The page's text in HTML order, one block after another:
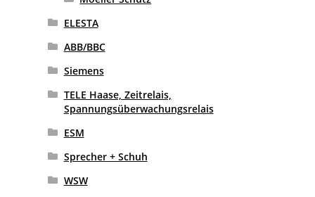
ELESTA
ABB/BBC
Siemens
TELE Haase, Zeitrelais,
Spannungsüberwachungsrelais
ESM
Sprecher + Schuh
WSW